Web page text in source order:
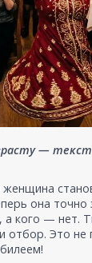
—
она точно
кого — нет.
отбор. Это не